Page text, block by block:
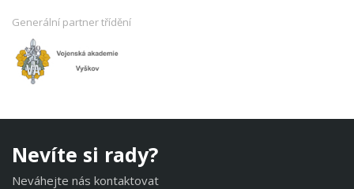
Generální partner třídění
Nevíte si rady?
Neváhejte nás kontaktovat